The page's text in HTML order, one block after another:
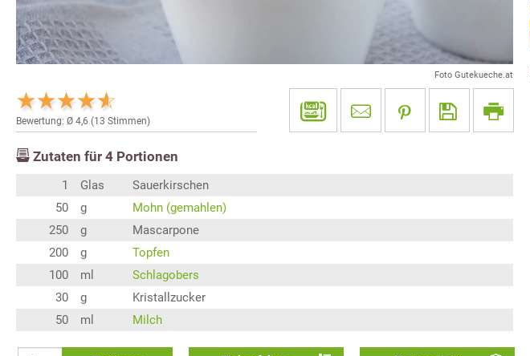
Foto Gutekueche.at
Bewertung: Ø 4,6 (13 Stimmen)
Zutaten für 4 Portionen
1 Glas
Sauerkirschen
50
g
Mohn (gemahlen)
250
g
Mascarpone
200
g
Topfen
100
ml
Schlagobers
30
g
Kristallzucker
50
ml Milch